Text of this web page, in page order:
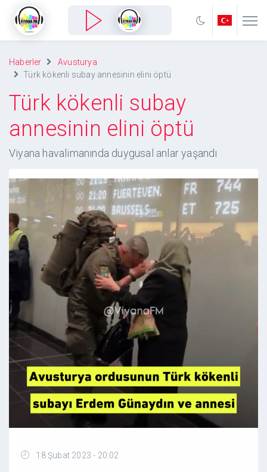
Haberler
Avusturya
Türk kökenli subay annesinin elini öptü
Türk kökenli subay
annesinin elini öptü
Viyana havalimanında duygusal anlar yaşandı
18 Şubat 2023 - 20:02